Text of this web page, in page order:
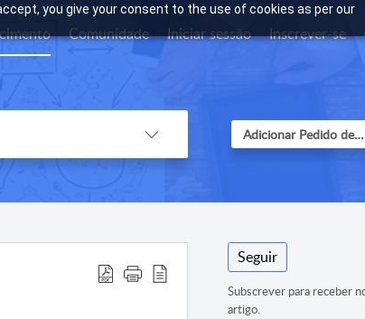
you give your consent to the use of cookies as per our
Comunidade Iniciar sessão Inscrever-se
Adicionar Pedido de suporte
Seguir
Subscrever para receber
artigo.